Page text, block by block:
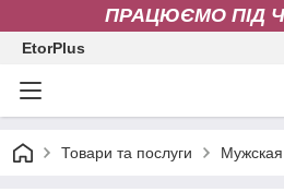
ПРАЦЮЄМО ПІД
EtorPlus
Товари та послуги